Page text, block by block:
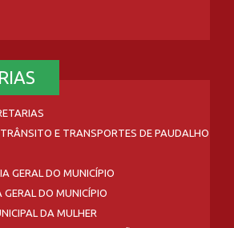
E TRANSPORTES DE PAUDALHO
GERAL DO MUNICÍPIO
GERAL DO MUNICÍPIO
DA MULHER